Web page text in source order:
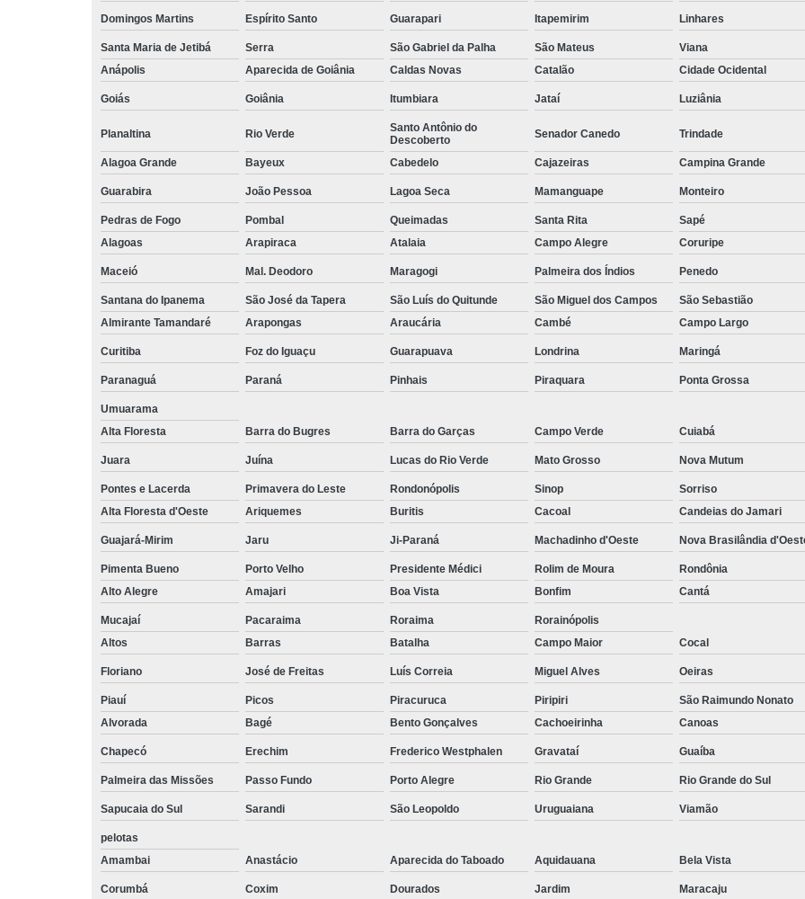
Tela Sombreamento para Garagem
Tela Hexagonal Galvanizada
Tela para Pinteiro
Tela para Silos
Tela para Viveiro de Galinhas
Tela Argamassa
Tela contra
Tela Mangueirão
Tela para Tanque de Peixe
Tela
Tela Plástica para
Tela Plástica para Cercamento
Tela Plástica Pinteiro
Tela
Tela Touro Square 20x20
Tela Sombrite 50
Tela Sombrite 70
Tela Sombrite Decorativa
Tela Sombrite para
Tela
Domingos Martins Espírito Santo Guarapari Itapemirim Linhares
Santa Maria de Jetibá Serra São Gabriel da Palha São Mateus Viana
Anápolis
Aparecida de Goiânia Caldas Novas Catalão Cidade Ocidental
Goiás Goiânia Itumbiara Jataí Luziânia
Planaltina Rio Verde
Santo Antônio do
Descoberto
Senador Canedo Trindade
Alagoa Grande Bayeux Cabedelo Cajazeiras Campina Grande
Guarabira João Pessoa Lagoa Seca Mamanguape Monteiro
Pedras de Fogo Pombal Queimadas Santa Rita Sapé
Alagoas
Arapiraca Atalaia Campo Alegre Coruripe
Maceió Mal. Deodoro Maragogi Palmeira dos Índios Penedo
Santana do Ipanema São José da Tapera São Luís do Quitunde São Miguel dos Campos São Sebastião
Almirante Tamandaré
Arapongas Araucária Cambé Campo Largo
Curitiba Foz do Iguaçu Guarapuava Londrina Maringá
Paranaguá Paraná Pinhais Piraquara Ponta Grossa
Umuarama
Alta Floresta
Barra do Bugres Barra do Garças Campo Verde Cuiabá
Juara Juína Lucas do Rio Verde Mato Grosso Nova Mutum
Pontes e Lacerda Primavera do Leste Rondonópolis Sinop Sorriso
Alta Floresta d'Oeste
Ariquemes Buritis Cacoal Candeias do Jamari
Guajará-Mirim Jaru Ji-Paraná Machadinho d'Oeste Nova Brasilândia
Pimenta Bueno Porto Velho Presidente Médici Rolim de Moura Rondônia
Alto Alegre
Amajari Boa Vista Bonfim Cantá
Mucajaí Pacaraima Roraima
Rorainópolis
Altos
Barras Batalha Campo Maior Cocal
Floriano José de Freitas Luís Correia Miguel Alves Oeiras
Piauí Picos Piracuruca Piripiri São Raimundo Nonato
Alvorada
Bagé Bento Gonçalves Cachoeirinha Canoas
Chapecó Erechim Frederico Westphalen Gravataí Guaíba
Palmeira das Missões Passo Fundo Porto Alegre Rio Grande Rio Grande do Sul
Sapucaia do Sul Sarandi São Leopoldo Uruguaiana Viamão
pelotas
Amambai
Anastácio Aparecida do Taboado Aquidauana Bela Vista
Corumbá Coxim Dourados Jardim Maracaju